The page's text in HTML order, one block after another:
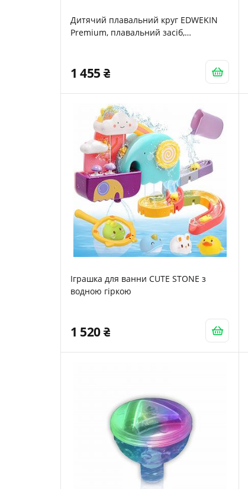
Дитячий плавальний круг EDWEKIN
Premium, плавальний засіб,
1 455
Іграшка для ванни CUTE STONE з
водною гіркою
1 520